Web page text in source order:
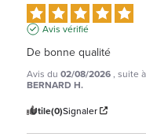
Avis vérifié
De bonne qualité
Avis du 02/08/2026, suite
BERNARD H.
Utile(0)Signaler